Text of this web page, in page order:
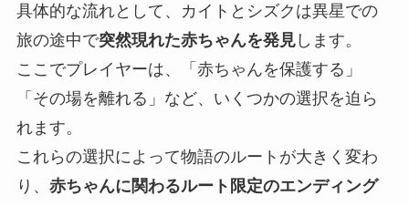
具体的な流れとして、カイトとシズクは異星での
旅の途中で突然現れた赤ちゃんを発見します。
ここでプレイヤーは、「赤ちゃんを保護する」
「その場を離れる」など、いくつかの選択を迫ら
れます。
これらの選択によって物語のルートが大きく変わ
り、 赤ちゃんに関わるルート限定のエンディング